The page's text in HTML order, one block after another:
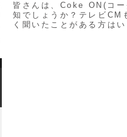
皆さんは、Coke ON(コ
知でしょうか？テレビCM
く聞いたことがある方は